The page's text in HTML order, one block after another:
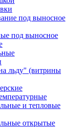
под выносное
под выносное
льду" (витрины
и тепловые
открытые